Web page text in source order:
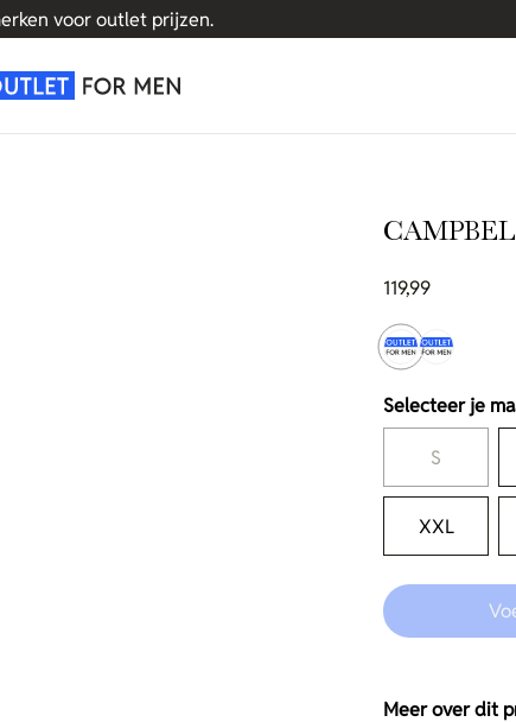
voor outlet prijzen.
119,99
Selecteer je
S
XXL
Meer over dit